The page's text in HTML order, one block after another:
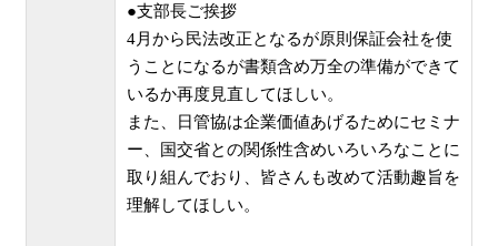
●支部長ご挨拶
4月から民法改正となるが原則保証会社を使
うことになるが書類含め万全の準備ができて
いるか再度見直してほしい。
また、日管協は企業価値あげるためにセミナ
ー、国交省との関係性含めいろいろなことに
取り組んでおり、皆さんも改めて活動趣旨を
理解してほしい。